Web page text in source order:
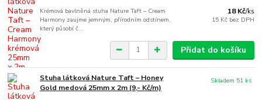
Krémová bavlněná stuha Nature Taft – Cream
Harmony zaujme jemným, přírodním odstínem,
který působí č...
18 Kč/ks
15 Kč bez DPH
Přidat do košíku
Stuha látková Nature Taft – Honey
Gold medová 25mm x 2m (9,- Kč/m)
Skladem 51 ks